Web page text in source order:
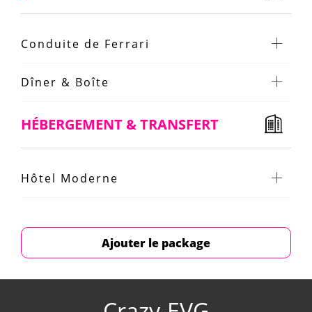
Conduite de Ferrari
Dîner & Boîte
HÉBERGEMENT & TRANSFERT
Hôtel Moderne
Ajouter le package